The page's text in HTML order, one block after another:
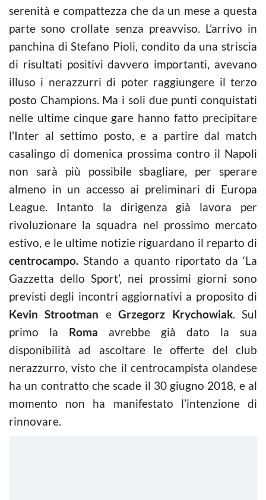
serenità e compattezza che da un mese a questa
parte sono crollate senza preavviso. L’arrivo in
panchina di Stefano Pioli, condito da una striscia
di risultati positivi davvero importanti, avevano
illuso i nerazzurri di poter raggiungere il terzo
posto Champions. Ma i soli due punti conquistati
nelle ultime cinque gare hanno fatto precipitare
l’Inter al settimo posto, e a partire dal match
casalingo di domenica prossima contro il Napoli
non sarà più possibile sbagliare, per sperare
almeno in un accesso ai preliminari di Europa
League. Intanto la dirigenza già lavora per
rivoluzionare la squadra nel prossimo mercato
estivo, e le ultime notizie riguardano il reparto di
centrocampo. Stando a quanto riportato da ‘La
Gazzetta dello Sport’, nei prossimi giorni sono
previsti degli incontri aggiornativi a proposito di
Kevin Strootman eGrzegorz Krychowiak. Sul
primo la Roma avrebbe già dato la sua
disponibilità ad ascoltare le offerte del club
nerazzurro, visto che il centrocampista olandese
ha un contratto che scade il 30 giugno 2018, e al
momento non ha manifestato l’intenzione di
rinnovare.